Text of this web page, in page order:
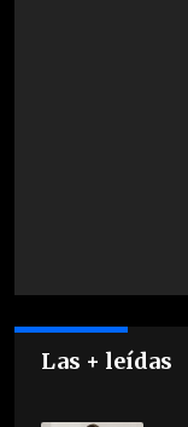
Las + leídas